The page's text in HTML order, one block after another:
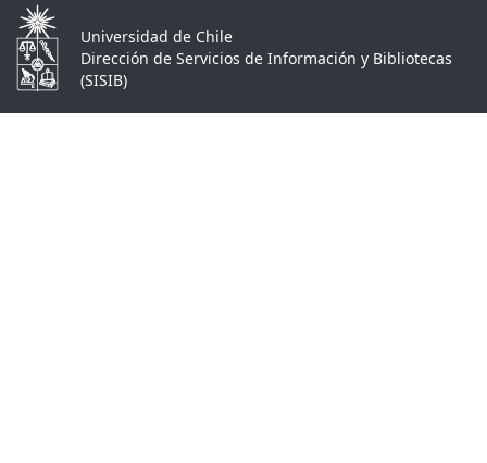
Universidad de Chile
Dirección de Servicios de Información y Bibliotecas
(SISIB)